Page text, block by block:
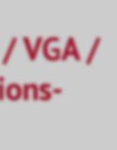
VGA /